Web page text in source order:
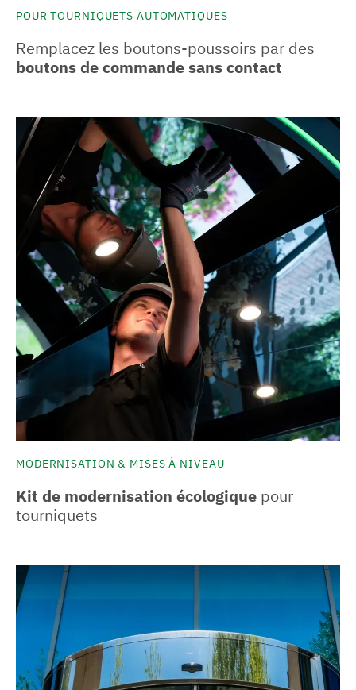
POUR TOURNIQUETS AUTOMATIQUES
Remplacez les boutons-poussoirs par des
boutons de commande sans contact
MODERNISATION & MISES À NIVEAU
Kit de modernisation écologique pour
tourniquets